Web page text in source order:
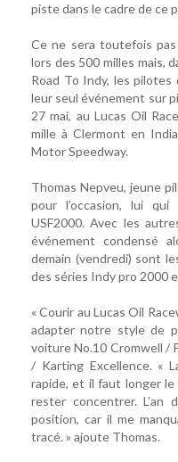
piste dans le cadre de ce
Ce ne sera toutefois
lors des 500 milles mais,
Road To Indy, les
leur seul événement sur
27 mai, au Lucas Oil
mille à Clermont en
Motor Speedway.
Thomas Nepveu, jeune
pour l’occasion, lui
USF2000. Avec les
événement condensé
demain (vendredi) sont
des séries Indy pro 2000
« Courir au Lucas Oil
adapter notre style de
voiture No.10 Cromwell /
/ Karting Excellence. «
rapide, et il faut longer
rester concentrer. L’an
position, car il me
tracé. » ajoute Thomas.